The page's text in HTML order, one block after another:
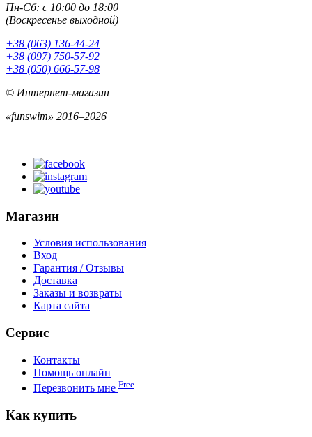
Пн-Сб: с 10:00 до 18:00
(Воскресенье выходной)
+38 (063) 136-44-24
+38 (097) 750-57-92
+38 (050) 666-57-98
© Интернет-магазин
«funswim» 2016–2026
Магазин
Условия использования
Вход
Гарантия / Отзывы
Доставка
Заказы и возвраты
Карта сайта
Сервис
Контакты
Помощь онлайн
Перезвонить мне Free
Как купить